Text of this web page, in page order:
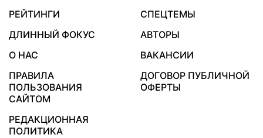
РЕЙТИНГИ
СПЕЦТЕМЫ
ДЛИННЫЙ ФОКУС
АВТОРЫ
О НАС
ВАКАНСИИ
ПРАВИЛА
ПОЛЬЗОВАНИЯ
САЙТОМ
ДОГОВОР ПУБЛИЧНОЙ
ОФЕРТЫ
РЕДАКЦИОННАЯ
ПОЛИТИКА